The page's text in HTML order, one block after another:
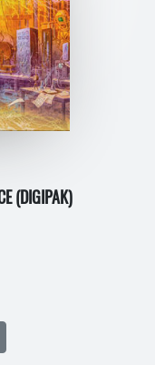
(DIGIPAK)